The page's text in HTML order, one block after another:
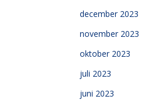
december 2023
november 2023
oktober 2023
juli 2023
juni 2023